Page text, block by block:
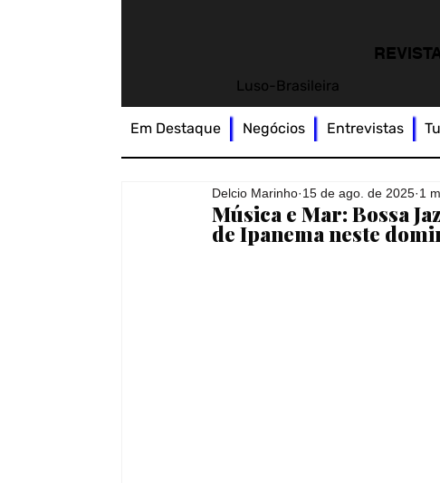
Luso-Brasileira
Música e Mar: Bossa
de Ipanema neste
Delcio Marinho 15 de ago. de 2025 1
Em Destaque Negócios Entrevistas